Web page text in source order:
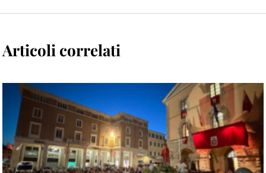
Articoli correlati